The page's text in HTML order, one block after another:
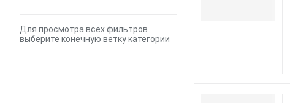
Для просмотра всех фильтров
выберите конечную ветку категории